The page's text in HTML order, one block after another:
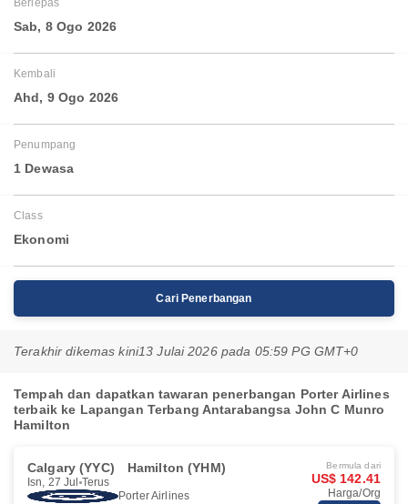
Berlepas
Sab, 8 Ogo 2026
Kembali
Ahd, 9 Ogo 2026
Penumpang
1 Dewasa
Class
Ekonomi
Cari Penerbangan
Terakhir dikemas kini13 Julai 2026 pada 05:59 PG GMT+0
Tempah dan dapatkan tawaran penerbangan Porter Airlines
terbaik ke Lapangan Terbang Antarabangsa John C Munro
Hamilton
Calgary (YYC) Hamilton (YHM)
Isn, 27 Jul Terus
Porter Airlines
Bermula dari
US$ 142.41
Harga/Org